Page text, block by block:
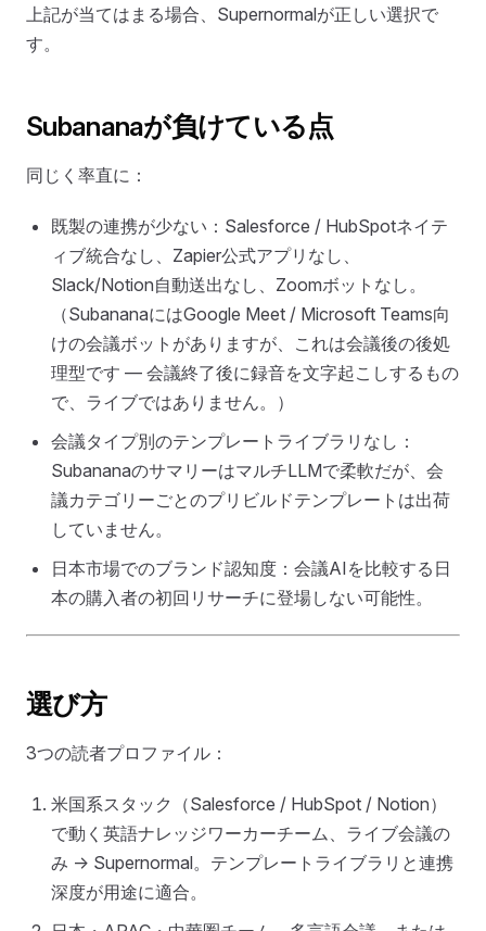
上記が当てはまる場合、Supernormalが正しい選択で
す。
Subananaが負けている点
同じく率直に：
既製の連携が少ない：Salesforce / HubSpotネイテ
ィブ統合なし、Zapier公式アプリなし、
Slack/Notion自動送出なし、Zoomボットなし。
（SubananaにはGoogle Meet / Microsoft Teams向
けの会議ボットがありますが、これは会議後の後処
理型です — 会議終了後に録音を文字起こしするもの
で、ライブではありません。）
会議タイプ別のテンプレートライブラリなし：
SubananaのサマリーはマルチLLMで柔軟だが、会
議カテゴリーごとのプリビルドテンプレートは出荷
していません。
日本市場でのブランド認知度：会議AIを比較する日
本の購入者の初回リサーチに登場しない可能性。
選び方
3つの読者プロファイル：
米国系スタック（Salesforce / HubSpot / Notion）
で動く英語ナレッジワーカーチーム、ライブ会議の
み → Supernormal。テンプレートライブラリと連携
深度が用途に適合。